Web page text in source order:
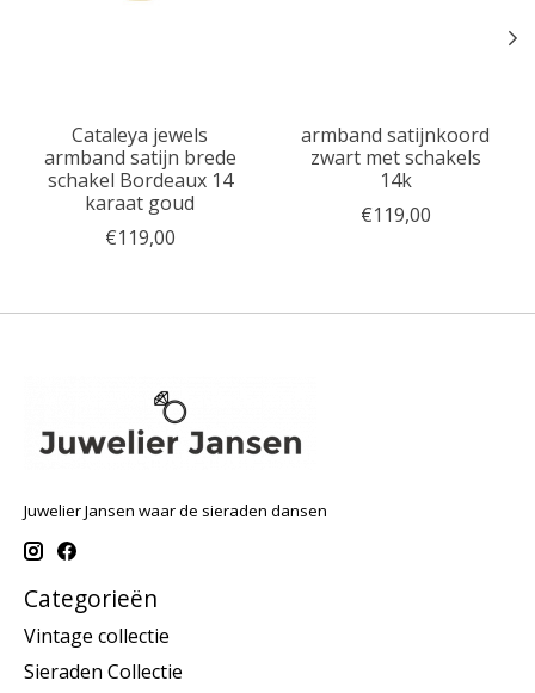
Cataleya jewels
armband satijn brede
schakel Bordeaux 14
karaat goud
€119,00
armband satijnkoord
zwart met schakels
14k
€119,00
Juwelier Jansen waar de sieraden dansen
Categorieën
Vintage collectie
Sieraden Collectie